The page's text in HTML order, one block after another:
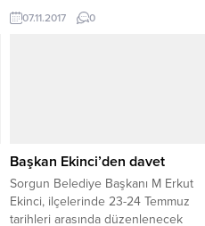
dünyada en büyük sorunların
başında gelen uyuşturucu
07.11.2017 0
Başkan Ekinci’den davet
Sorgun Belediye Başkanı M Erkut
Ekinci, ilçelerinde 23-24 Temmuz
tarihleri arasında düzenlenecek